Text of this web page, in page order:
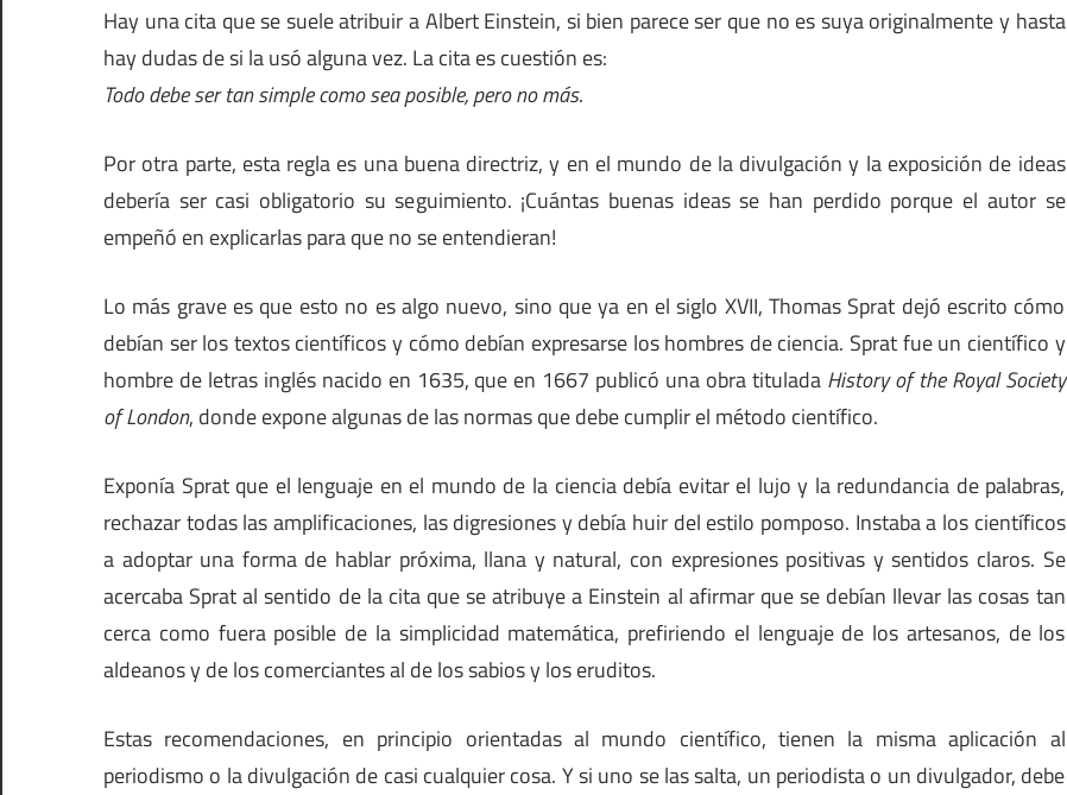
Hay una cita que se suele atribuir a Albert Einstein, si bien parece ser que no es suya originalmente y hasta
hay dudas de si la usó alguna vez. La cita es cuestión es:
Todo debe ser tan simple como sea posible, pero no más.
Por otra parte, esta regla es una buena directriz, y en el mundo de la divulgación y la exposición de ideas
debería ser casi obligatorio su seguimiento. ¡Cuántas buenas ideas se han perdido porque el autor se
empeñó en explicarlas para que no se entendieran!
Lo más grave es que esto no es algo nuevo, sino que ya en el siglo XVII, Thomas Sprat dejó escrito cómo
debían ser los textos científicos y cómo debían expresarse los hombres de ciencia. Sprat fue un científico y
hombre de letras inglés nacido en 1635, que en 1667 publicó una obra titulada History of the Royal Society
of London, donde expone algunas de las normas que debe cumplir el método científico.
Exponía Sprat que el lenguaje en el mundo de la ciencia debía evitar el lujo y la redundancia de palabras,
rechazar todas las amplificaciones, las digresiones y debía huir del estilo pomposo. Instaba a los científicos
a adoptar una forma de hablar próxima, llana y natural, con expresiones positivas y sentidos claros. Se
acercaba Sprat al sentido de la cita que se atribuye a Einstein al afirmar que se debían llevar las cosas tan
cerca como fuera posible de la simplicidad matemática, prefiriendo el lenguaje de los artesanos, de los
aldeanos y de los comerciantes al de los sabios y los eruditos.
Estas recomendaciones, en principio orientadas al mundo científico, tienen la misma aplicación al
periodismo o la divulgación de casi cualquier cosa. Y si uno se las salta, un periodista o un divulgador, debe